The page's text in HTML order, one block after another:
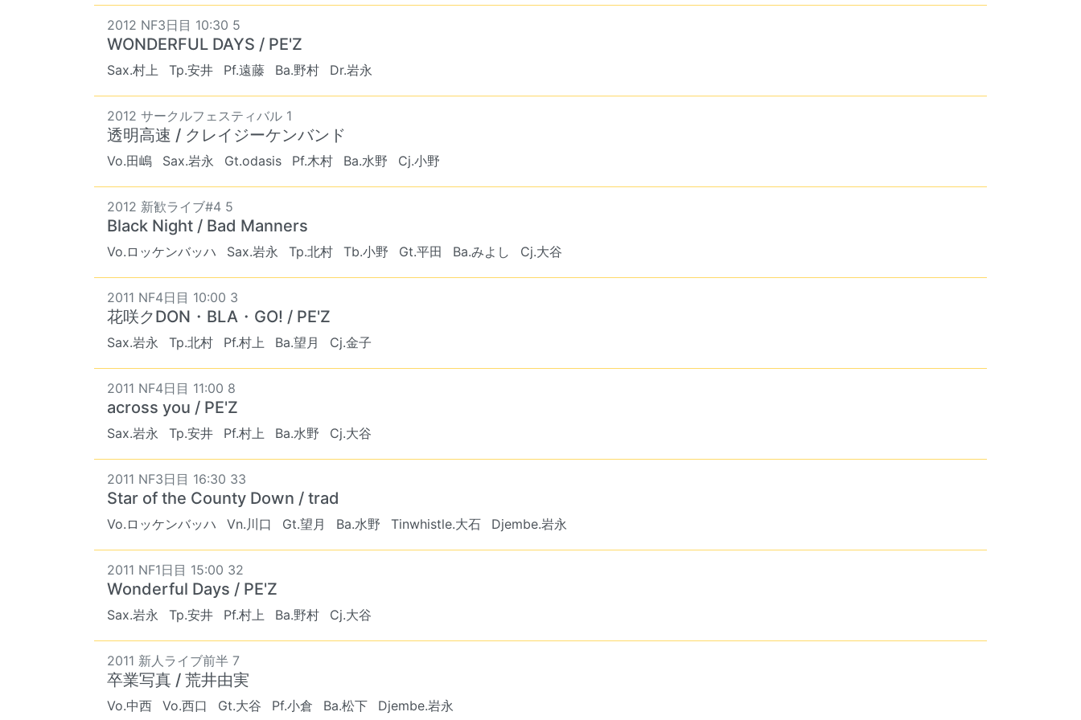
2012 NF3日目 10:30 5
WONDERFUL DAYS / PE'Z
Sax.村上 Tp.安井 Pf.遠藤 Ba.野村 Dr.岩永
2012 サークルフェスティバル 1
透明高速 / クレイジーケンバンド
Vo.田嶋 Sax.岩永 Gt.odasis Pf.木村 Ba.水野 Cj.小野
2012 新歓ライブ#4 5
Black Night / Bad Manners
Vo.ロッケンバッハ Sax.岩永 Tp.北村 Tb.小野 Gt.平田 Ba.みよし Cj.大谷
2011 NF4日目 10:00 3
花咲クDON・BLA・GO! / PE'Z
Sax.岩永 Tp.北村 Pf.村上 Ba.望月 Cj.金子
2011 NF4日目 11:00 8
across you / PE'Z
Sax.岩永 Tp.安井 Pf.村上 Ba.水野 Cj.大谷
2011 NF3日目 16:30 33
Star of the County Down / trad
Vo.ロッケンバッハ Vn.川口 Gt.望月 Ba.水野 Tinwhistle.大石 Djembe.岩永
2011 NF1日目 15:00 32
Wonderful Days / PE'Z
Sax.岩永 Tp.安井 Pf.村上 Ba.野村 Cj.大谷
2011 新人ライブ前半 7
卒業写真 / 荒井由実
Vo.中西 Vo.西口 Gt.大谷 Pf.小倉 Ba.松下 Djembe.岩永